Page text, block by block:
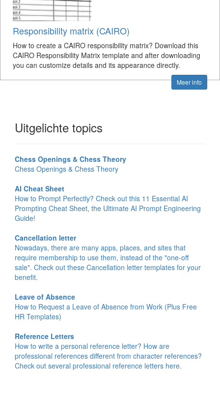
Responsibility matrix (CAIRO)
How to create a CAIRO responsibility matrix? Download this
CAIRO Responsibility Matrix template and after downloading
you can customize details and its appearance directly.
Meer info
Uitgelichte topics
Chess Openings & Chess Theory
Chess Openings & Chess Theory
AI Cheat Sheet
How to Prompt Perfectly? Check out this 11 Essential AI
Prompting Cheat Sheet, the Ultimate AI Prompt Engineering
Guide!
Cancellation letter
Nowadays, there are many apps, places, and sites that
require membership to use them, instead of the "one-off
sale". Check out these Cancellation letter templates for your
benefit.
Leave of Absence
How to Request a Leave of Absence from Work (Plus Free
HR Templates)
Reference Letters
How to write a personal reference letter? How are
professional references different from character references?
Check out several professional reference letters here.